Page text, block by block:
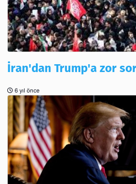
İran'dan Trump'a zor
6 yıl önce